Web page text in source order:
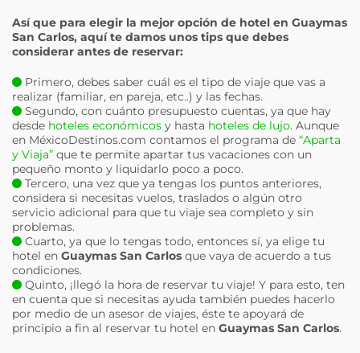
Así que para elegir la mejor opción de hotel en Guaymas
San Carlos, aquí te damos unos tips que debes
considerar antes de reservar:
Primero, debes saber cuál es el tipo de viaje que vas a
realizar (familiar, en pareja, etc..) y las fechas.
Segundo, con cuánto presupuesto cuentas, ya que hay
desde hoteles económicos y hasta hoteles de lujo. Aunque
en MéxicoDestinos.com contamos el programa de “Aparta
y Viaja” que te permite apartar tus vacaciones con un
pequeño monto y liquidarlo poco a poco.
Tercero, una vez que ya tengas los puntos anteriores,
considera si necesitas vuelos, traslados o algún otro
servicio adicional para que tu viaje sea completo y sin
problemas.
Cuarto, ya que lo tengas todo, entonces sí, ya elige tu
hotel en Guaymas San Carlos que vaya de acuerdo a tus
condiciones.
Quinto, ¡llegó la hora de reservar tu viaje! Y para esto, ten
en cuenta que si necesitas ayuda también puedes hacerlo
por medio de un asesor de viajes, éste te apoyará de
principio a fin al reservar tu hotel en Guaymas San Carlos.